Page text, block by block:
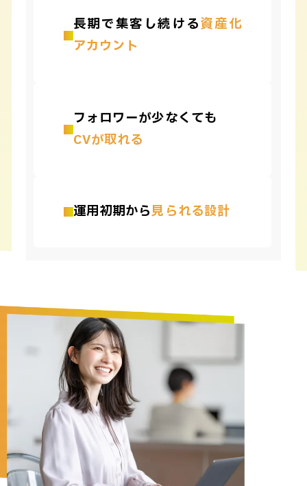
長期で集客し続ける資産化
アカウント
フォロワーが少なくても
CVが取れる
運用初期から見られる設計